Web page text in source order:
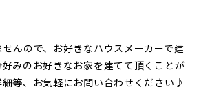
んので、お好きなハウスメーカーで建
みのお好きなお家を建てて頂くことが
等、お気軽にお問い合わせください♪